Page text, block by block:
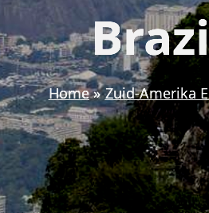
Home Zuid-Amerika